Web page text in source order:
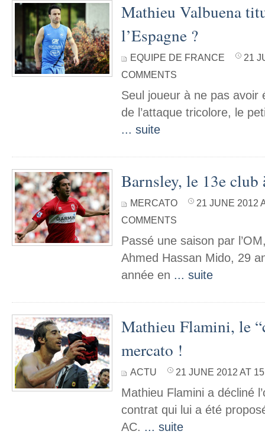
Mathieu Valbuena
l’Espagne ?
EQUIPE DE FRANCE
21
COMMENTS
Seul joueur à ne pas avoir
de l’attaque tricolore, le
... suite
Barnsley, le 13e
MERCATO
21 JUNE 2012
COMMENTS
Passé une saison par
Ahmed Hassan Mido, 29
année en ... suite
Mathieu Flamini, le
mercato !
ACTU 21 JUNE 2012 AT
Mathieu Flamini a décliné
contrat qui lui a été
AC. ... suite